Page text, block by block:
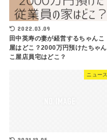
2022.03.09
田中英寿の妻が経営するちゃんこ
屋はどこ？2000万円預けたちゃん
こ屋店員宅はどこ？
ニュース